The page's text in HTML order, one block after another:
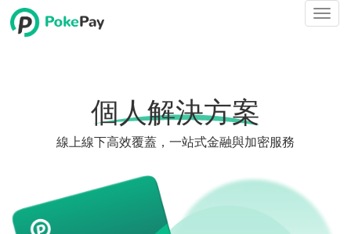
個人解決方案
線上線下高效覆蓋，一站式金融與加密服務